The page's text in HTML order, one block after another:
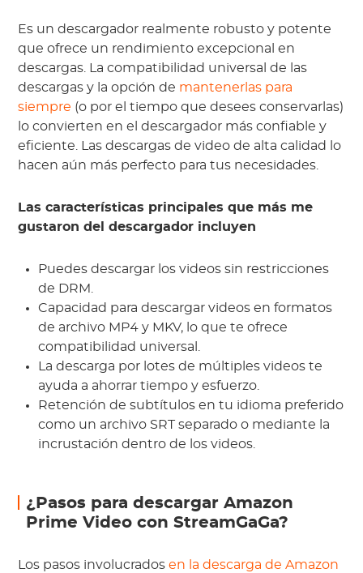
Es un descargador realmente robusto y potente
que ofrece un rendimiento excepcional en
descargas. La compatibilidad universal de las
descargas y la opción de mantenerlas para
siempre (o por el tiempo que desees conservarlas)
lo convierten en el descargador más confiable y
eficiente. Las descargas de video de alta calidad lo
hacen aún más perfecto para tus necesidades.
Las características principales que más me
gustaron del descargador incluyen
Puedes descargar los videos sin restricciones
de DRM.
Capacidad para descargar videos en formatos
de archivo MP4 y MKV, lo que te ofrece
compatibilidad universal.
La descarga por lotes de múltiples videos te
ayuda a ahorrar tiempo y esfuerzo.
Retención de subtítulos en tu idioma preferido
como un archivo SRT separado o mediante la
incrustación dentro de los videos.
¿Pasos para descargar Amazon
Prime Video con StreamGaGa?
Los pasos involucradosen la descarga de Amazon